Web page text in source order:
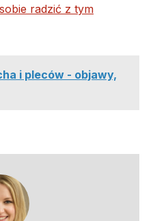
radzić z tym
i pleców - objawy,